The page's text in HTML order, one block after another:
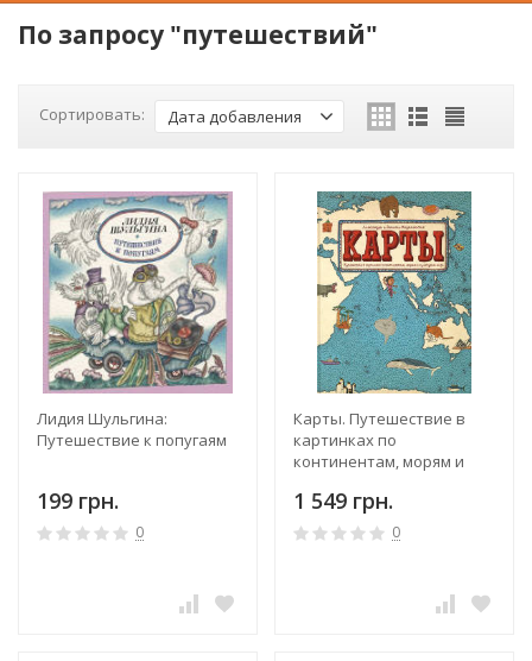
По запросу "путешествий"
Сортировать: Дата добавления
Лидия Шульгина:
Путешествие к попугаям
199 грн.
0
Карты. Путешествие в
картинках по
континентам, морям и
1 549 грн.
0